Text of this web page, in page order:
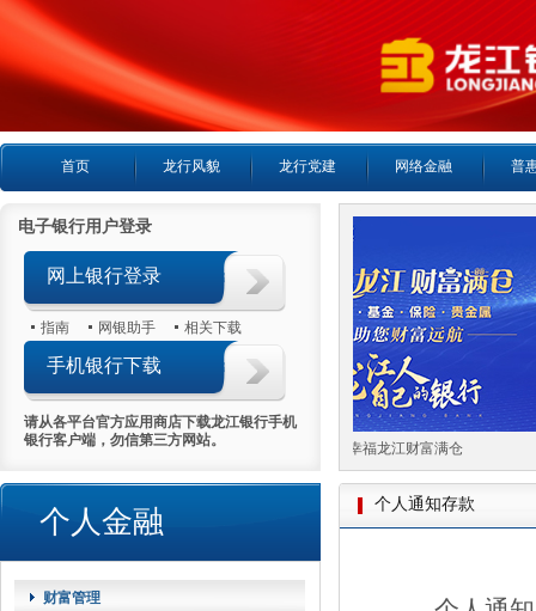
首页 龙行风貌 龙行党建 网络金融 普
电子银行用户登录
网上银行登录
指南 网银助手 相关下载
手机银行下载
请从各平台官方应用商店下载龙江银行手机
银行客户端，勿信第三方网站。
个人金融
财富管理
喜报首日热销5000万 幸福龙江财富满仓
个人通知存款